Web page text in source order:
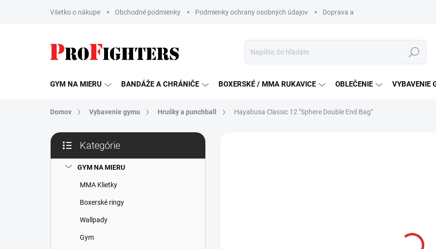
Všetko o nákupe Obchodné podmienky Podmienky ochrany osobných údajov Doprava a platba Všeobecné
Hľadať
GYM NA MIERU BANDÁŽE A CHRÁNIČE BOXERSKÉ / MMA RUKAVICE OBLEČENIE VYBAVENIE
Domov Vybavenie gymu Hrušky a punchball Hayabusa Classic 12 "Sphere Double End Bag"
B
č
kategórie
Kategórie
GYM NA MIERU
MMA Klietky
Boxerské ringy
Wallpady
Gym